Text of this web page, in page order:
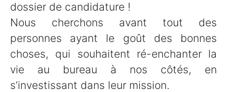
dossier de candidature !
Nous cherchons avant tout des
personnes ayant le goût des bonnes
choses, qui souhaitent ré-enchanter la
vie au bureau à nos côtés, en
s’investissant dans leur mission.